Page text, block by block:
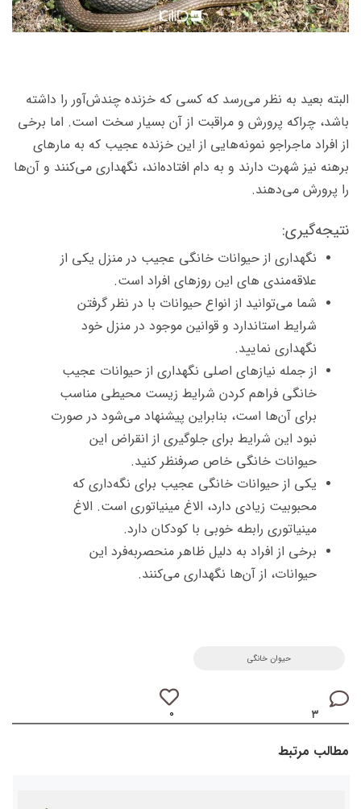
البته بعید به نظر می‌رسد که کسی که خزنده چندش‌آور را داشته
باشد، چراکه پرورش و مراقبت از آن بسیار سخت است. اما برخی
از افراد ماجراجو نمونه‌هایی از این خزنده عجیب که به مارهای
برهنه نیز شهرت دارند و به دام افتاده‌اند، نگهداری می‌کنند و آن‌ها
را پرورش می‌دهند.
نتیجه‌گیری:
نگهداری از حیوانات خانگی عجیب در منزل یکی از
علاقه‌مندی های این روزهای افراد است.
شما می‌توانید از انواع حیوانات با در نظر گرفتن
شرایط استاندارد و قوانین موجود در منزل خود
نگهداری نمایید.
از جمله نیازهای اصلی نگهداری از حیوانات عجیب
خانگی فراهم کردن شرایط زیست ‌محیطی مناسب
برای آن‌ها است، بنابراین پیشنهاد می‌شود در صورت
نبود این شرایط برای جلوگیری از انقراض این
حیوانات خانگی خاص صرفنظر کنید.
یکی از حیوانات خانگی عجیب برای نگه‌داری که
محبوبیت زیادی دارد، الاغ مینیاتوری است. الاغ
مینیاتوری رابطه خوبی با کودکان دارد.
برخی از افراد به دلیل ظاهر منحصربه‌فرد این
حیوانات، از آن‌ها نگهداری می‌کنند.
حیوان خانگی
۳ ۰
مطالب مرتبط